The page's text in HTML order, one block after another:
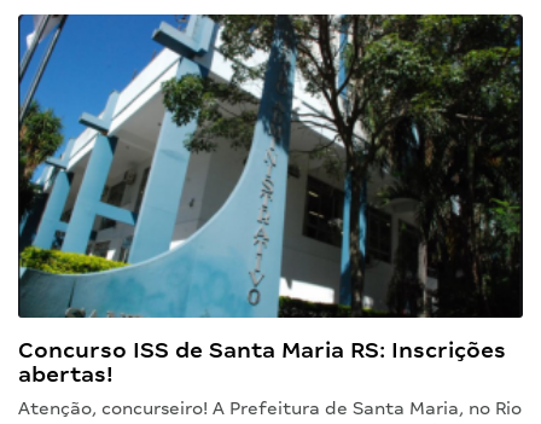
Concurso ISS de Santa Maria RS: Inscrições
abertas!
Atenção, concurseiro! A Prefeitura de Santa Maria, no Rio